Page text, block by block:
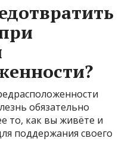
обязательно
то, как вы живёте и
поддержания своего